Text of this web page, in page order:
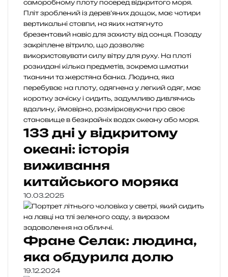
133 дні у відкритому
океані: історія
виживання
китайського моряка
10.03.2025
Фране Селак: людина,
яка обдурила долю
19.12.2024